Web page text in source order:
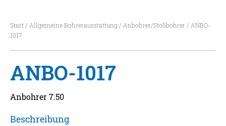
Start/ Allgemeine Bohrerausstattung/ Anbohrer/Stoßbohrer/ ANBO-
1017
ANBO-1017
Anbohrer 7.50
Beschreibung